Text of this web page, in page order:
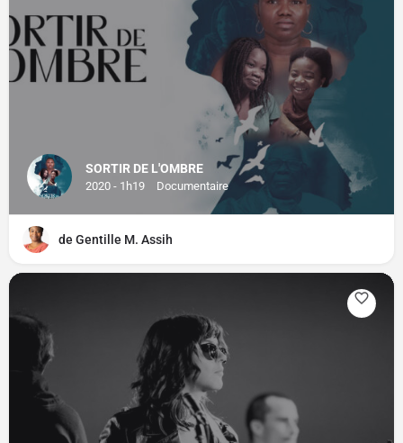
SORTIR DE L'OMBRE
2020 - 1h19 Documentaire
de Gentille M. Assih